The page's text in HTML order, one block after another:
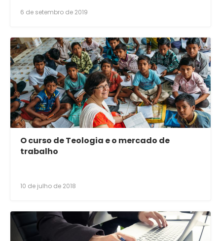
6 de setembro de 2019
O curso de Teologia e o mercado de
trabalho
10 de julho de 2018